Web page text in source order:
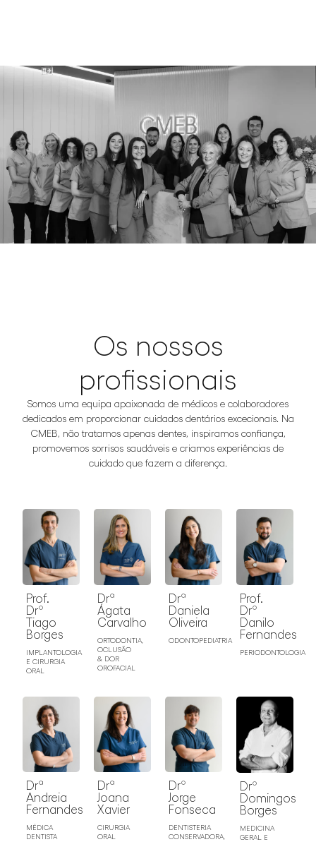
Os nossos
profissionais
Somos uma equipa apaixonada de médicos e colaboradores
dedicados em proporcionar cuidados dentários excecionais. Na
CMEB, não tratamos apenas dentes, inspiramos confiança,
promovemos sorrisos saudáveis e criamos experiências de
cuidado que fazem a diferença.
Prof.
Drº
Tiago
Borges
IMPLANTOLOGIA
E CIRURGIA
ORAL
Drª
Ágata
Carvalho
ORTODONTIA,
OCLUSÃO
& DOR
OROFACIAL
Drª
Daniela
Oliveira
ODONTOPEDIATRIA
Prof.
Drº
Danilo
Fernandes
PERIODONTOLOGIA
Drª
Andreia
Fernandes
MÉDICA
DENTISTA
Drª
Joana
Xavier
CIRURGIA
ORAL
Drº
Jorge
Fonseca
DENTISTERIA
CONSERVADORA,
Drº
Domingos
Borges
MEDICINA
GERAL E